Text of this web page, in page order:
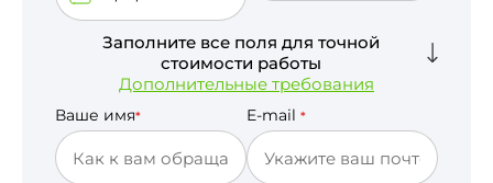
Заполните все поля для точной
стоимости работы
Дополнительные требования
Ваше имя* E-mail *